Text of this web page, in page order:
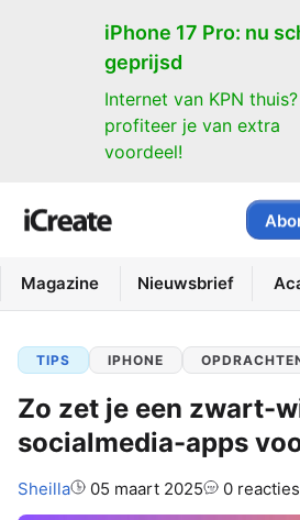
iPhone 17 Pro: nu
geprijsd
Internet van KPN
profiteer je van extra
voordeel!
Magazine Nieuwsbrief
TIPS IPHONE
Zo zet je een zwart-
socialmedia-apps
Auteur:
Sheilla 05 maart 2025 0 reacties